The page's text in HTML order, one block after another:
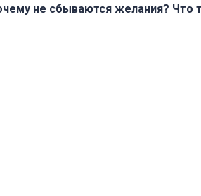
не сбываются желания? Что